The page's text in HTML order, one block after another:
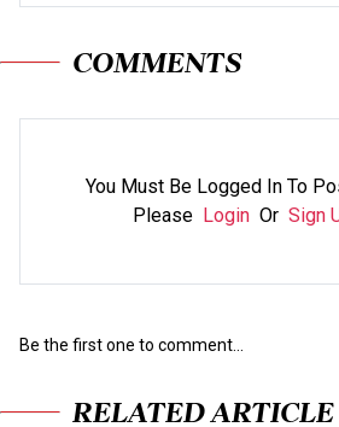
COMMENTS
You Must Be Logged In To
Please Login Or Sign
Be the first one to comment...
RELATED ARTICLE